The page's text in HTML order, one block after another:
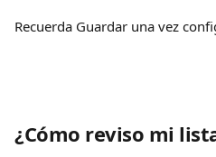
Recuerda Guardar una vez
¿Cómo reviso mi